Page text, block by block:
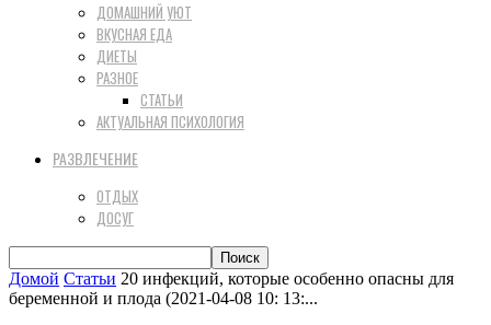
ДОМАШНИЙ УЮТ
ВКУСНАЯ ЕДА
ДИЕТЫ
РАЗНОЕ
СТАТЬИ
АКТУАЛЬНАЯ ПСИХОЛОГИЯ
РАЗВЛЕЧЕНИЕ
ОТДЫХ
ДОСУГ
Домой Статьи 20 инфекций, которые особенно опасны для
беременной и плода (2021-04-08 10: 13:...